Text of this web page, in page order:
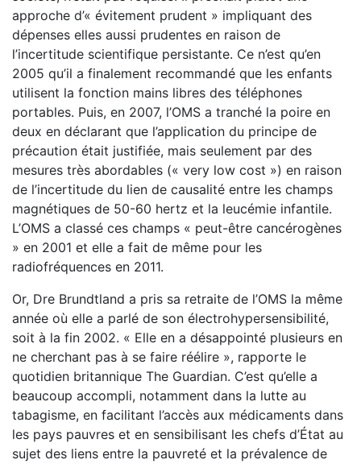
approche d’« évitement prudent » impliquant des
dépenses elles aussi prudentes en raison de
l’incertitude scientifique persistante. Ce n’est qu’en
2005 qu’il a finalement recommandé que les enfants
utilisent la fonction mains libres des téléphones
portables. Puis, en 2007, l’OMS a tranché la poire en
deux en déclarant que l’application du principe de
précaution était justifiée, mais seulement par des
mesures très abordables (« very low cost ») en raison
de l’incertitude du lien de causalité entre les champs
magnétiques de 50-60 hertz et la leucémie infantile.
L’OMS a classé ces champs « peut-être cancérogènes
» en 2001 et elle a fait de même pour les
radiofréquences en 2011.
Or, Dre Brundtland a pris sa retraite de l’OMS la même
année où elle a parlé de son électrohypersensibilité,
soit à la fin 2002. « Elle en a désappointé plusieurs en
ne cherchant pas à se faire réélire », rapporte le
quotidien britannique The Guardian. C’est qu’elle a
beaucoup accompli, notamment dans la lutte au
tabagisme, en facilitant l’accès aux médicaments dans
les pays pauvres et en sensibilisant les chefs d’État au
sujet des liens entre la pauvreté et la prévalence de